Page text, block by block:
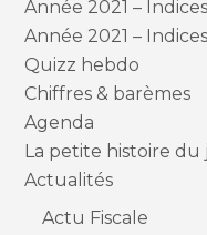
Année 2021 –
Année 2021 –
Quizz hebdo
Chiffres & barèmes
Agenda
La petite histoire du
Actualités
Actu Fiscale